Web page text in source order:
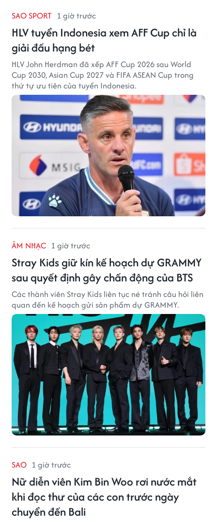
SAO SPORT 1 giờ trước
HLV tuyển Indonesia xem AFF Cup chỉ là
giải đấu hạng bét
HLV John Herdman đã xếp AFF Cup 2026 sau World
Cup 2030, Asian Cup 2027 và FIFA ASEAN Cup trong
thứ tự ưu tiên của tuyển Indonesia.
ÂM NHẠC 1 giờ trước
Stray Kids giữ kín kế hoạch dự GRAMMY
sau quyết định gây chấn động của BTS
Các thành viên Stray Kids liên tục né tránh câu hỏi liên
quan đến kế hoạch gửi sản phẩm dự GRAMMY.
SAO 1 giờ trước
Nữ diễn viên Kim Bin Woo rơi nước mắt
khi đọc thư của các con trước ngày
chuyển đến Bali